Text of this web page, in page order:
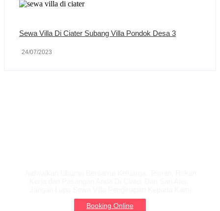
Sewa Villa Di Ciater Subang Villa Pondok Desa 3
24/07/2023
Booking Online